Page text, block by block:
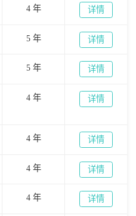
4 年 详情
5 年 详情
5 年 详情
4 年 详情
4 年 详情
4 年 详情
4 年 详情